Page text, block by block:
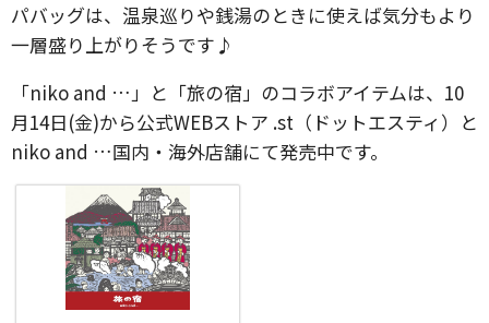
パバッグは、温泉巡りや銭湯のときに使えば気分もより
一層盛り上がりそうです♪
「niko and …」と「旅の宿」のコラボアイテムは、10
月14日(金)から公式WEBストア .st（ドットエスティ）と
niko and …国内・海外店舗にて発売中です。